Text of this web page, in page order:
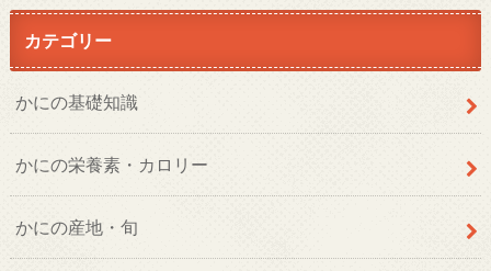
カテゴリー
かにの基礎知識
かにの栄養素・カロリー
かにの産地・旬